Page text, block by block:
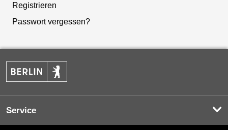
Registrieren
Passwort vergessen?
Service